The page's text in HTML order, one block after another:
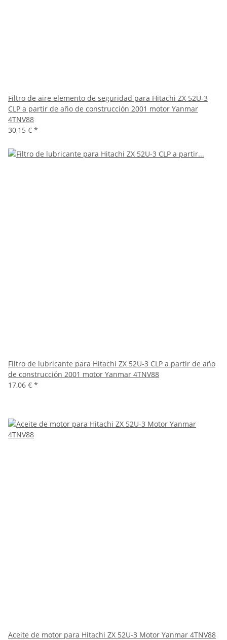
Filtro de aire elemento de seguridad para Hitachi ZX 52U-3
CLP a partir de año de construcción 2001 motor Yanmar
4TNV88
30,15 € *
Filtro de lubricante para Hitachi ZX 52U-3 CLP a partir de año
de construcción 2001 motor Yanmar 4TNV88
17,06 € *
Aceite de motor para Hitachi ZX 52U-3 Motor Yanmar 4TNV88